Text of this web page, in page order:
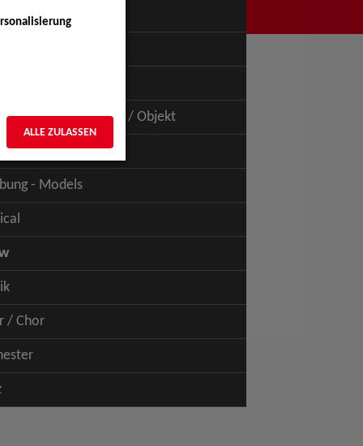
- Figur / Puppe / Objekt
- Talents
- Models
/ Chor
ALLE ZULASSEN